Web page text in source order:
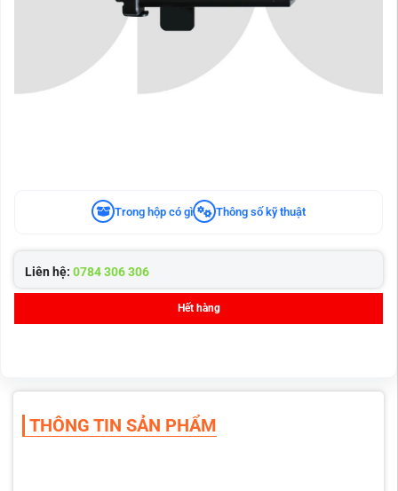
Trong hộp có gì Thông số kỹ thuật
Liên hệ: 0784 306 306
Hết hàng
THÔNG TIN SẢN PHẨM